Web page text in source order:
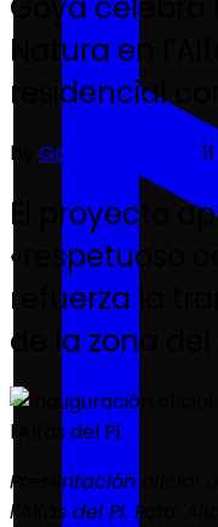
Natura en
residencial
by Goya Real Estate
El proyecto
«respetuoso
refuerza la
de la zona del
Presentación oficial
l’Alfàs del Pi. Foto: